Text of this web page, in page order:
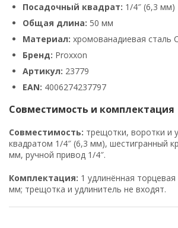
Посадочный квадрат: 1/4″ (6,3 мм)
Общая длина: 50 мм
Материал: хромованадиевая сталь
Бренд: Proxxon
Артикул: 23779
EAN: 4006274237797
Совместимость и комплектация
Совместимость: трещотки, воротки и
квадратом 1/4″ (6,3 мм), шестигранный
мм, ручной привод 1/4″.
Комплектация: 1 удлинённая
мм; трещотка и удлинитель не входят.